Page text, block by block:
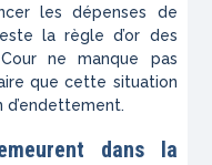
les dépenses de
la règle d’or des
ne manque pas
que cette situation
dans la